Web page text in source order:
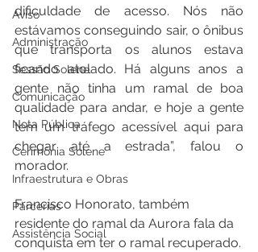
Aviso
Administração
Sessão Solene
Comunicação
Nota Pública
Cerimônia Solene
Infraestrutura e Obras
Parcerias
Assistência Social
dificuldade de acesso. Nós não
estávamos conseguindo sair, o ônibus
que transporta os alunos estava
ficando atolado. Há alguns anos a
gente não tinha um ramal de boa
qualidade para andar, e hoje a gente
tem um tráfego acessível aqui para
chegar até a estrada”, falou o
morador.
Francisco Honorato, também
residente do ramal da Aurora fala da
conquista em ter o ramal recuperado.